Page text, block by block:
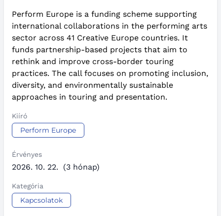
Perform Europe is a funding scheme supporting
international collaborations in the performing arts
sector across 41 Creative Europe countries. It
funds partnership-based projects that aim to
rethink and improve cross-border touring
practices. The call focuses on promoting inclusion,
diversity, and environmentally sustainable
approaches in touring and presentation.
Kiíró
Perform Europe
Érvényes
2026. 10. 22. (3 hónap)
Kategória
Kapcsolatok